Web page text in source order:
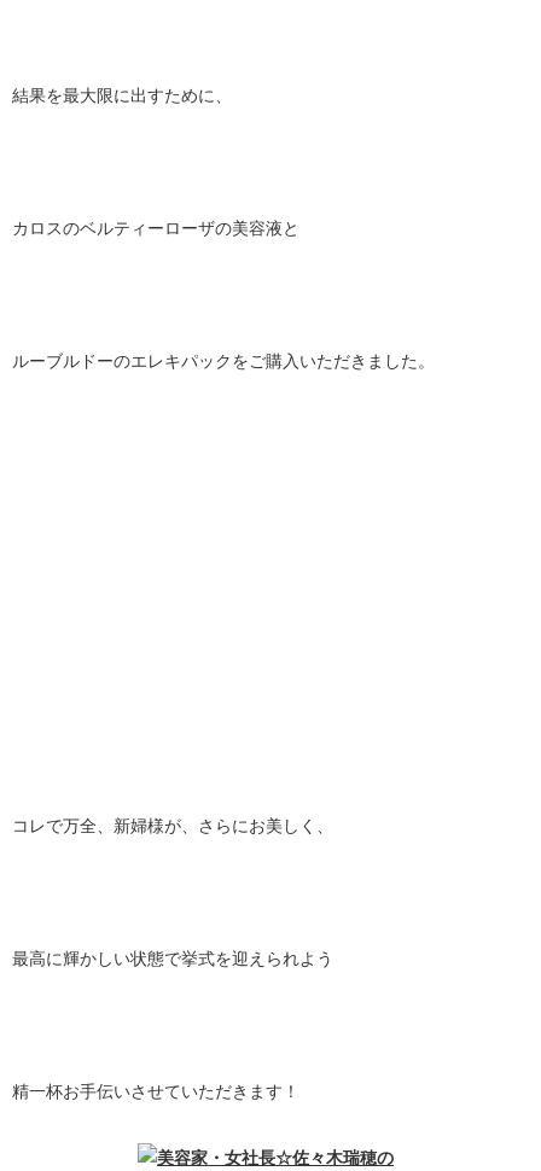
結果を最大限に出すために、
カロスのベルティーローザの美容液と
ルーブルドーのエレキパックをご購入いただきました。
コレで万全、新婦様が、さらにお美しく、
最高に輝かしい状態で挙式を迎えられよう
精一杯お手伝いさせていただきます！